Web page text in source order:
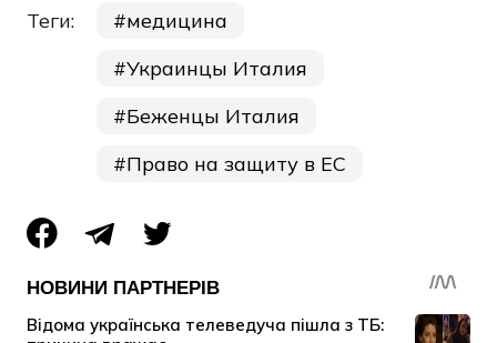
Теги:
медицина
Украинцы Италия
Беженцы Италия
Право на защиту в ЕС